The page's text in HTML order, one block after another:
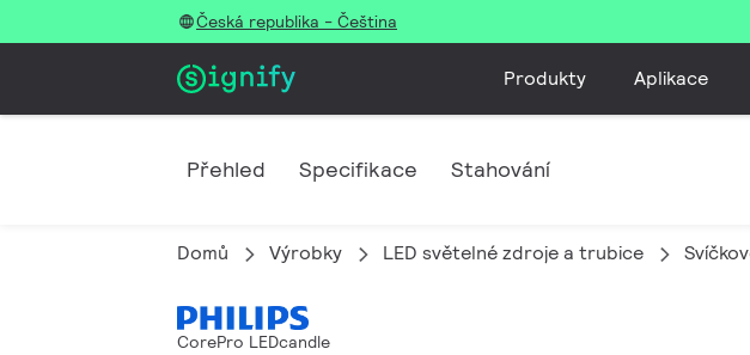
Česká republika - Čeština
Produkty Aplikace
Přehled Specifikace Stahování
Domů Výrobky LED světelné zdroje a trubice
CorePro LEDcandle